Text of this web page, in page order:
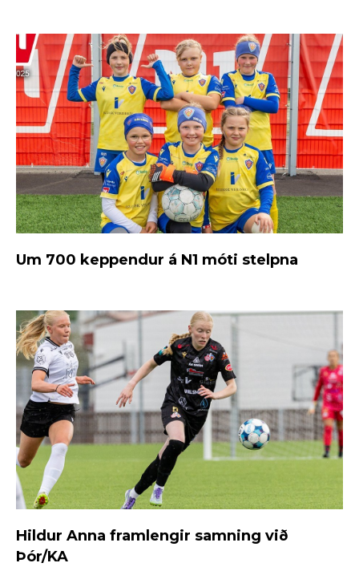
Um 700 keppendur á N1 móti stelpna
Hildur Anna framlengir samning við
Þór/KA